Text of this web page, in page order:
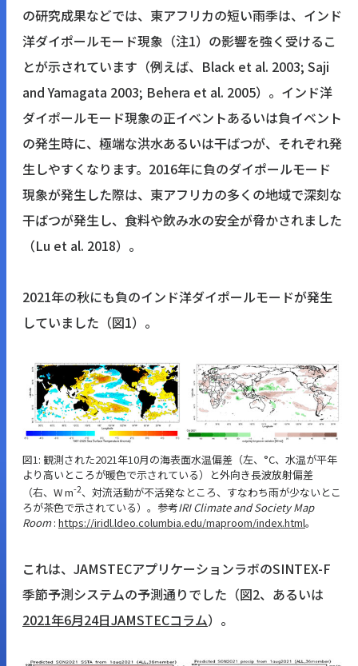
の研究成果などでは、東アフリカの短い雨季は、インド
洋ダイポールモード現象（注1）の影響を強く受けるこ
とが示されています（例えば、Black et al. 2003; Saji
and Yamagata 2003; Behera et al. 2005）。インド洋
ダイポールモード現象の正イベントあるいは負イベント
の発生時に、極端な洪水あるいは干ばつが、それぞれ発
生しやすくなります。2016年に負のダイポールモード
現象が発生した際は、東アフリカの多くの地域で深刻な
干ばつが発生し、食料や飲み水の安全が脅かされました
（Lu et al. 2018）。
2021年の秋にも負のインド洋ダイポールモードが発生
していました（図1）。
図1: 観測された2021年10月の海表面水温偏差（左、°C、水温が平年
より高いところが暖色で示されている）と外向き長波放射偏差
（右、W m-2、対流活動が不活発なところ、すなわち雨が少ないとこ
ろが茶色で示されている）。参考IRI Climate and Society Map
Room: https://iridl.ldeo.columbia.edu/maproom/index.html。
これは、JAMSTECアプリケーションラボのSINTEX-F
季節予測システムの予測通りでした（図2、あるいは
2021年6月24日JAMSTECコラム）。